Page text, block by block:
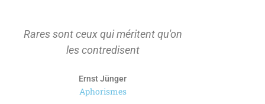
Rares sont ceux qui méritent qu'on
les contredisent
Ernst Jünger
Aphorismes